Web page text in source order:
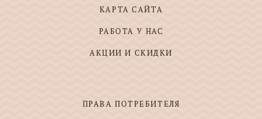
КАРТА САЙТА
РАБОТА У НАС
АКЦИИ И СКИДКИ
ПРАВА ПОТРЕБИТЕЛЯ